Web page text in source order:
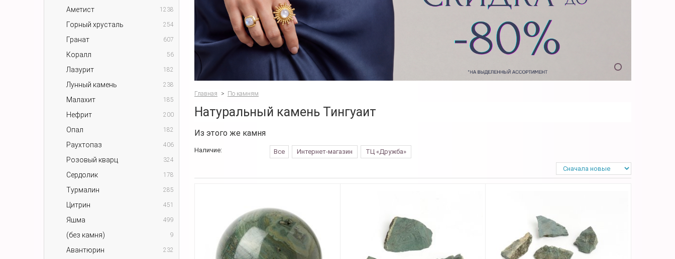
Аметист 1238
Горный хрусталь 254
Гранат 607
Коралл 56
Лазурит 182
Лунный камень 238
Малахит 185
Нефрит 200
Опал 182
Раухтопаз 406
Розовый кварц 324
Сердолик 178
Турмалин 285
Цитрин 451
Яшма 499
(без камня) 9
Авантюрин 232
Главная > По камням
Натуральный камень Тингуаит
Из этого же камня
Наличие: Все Интернет-магазин ТЦ «Дружба»